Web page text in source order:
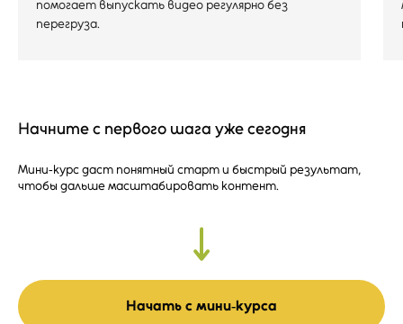
помогает выпускать видео регулярно без
перегруза.
Начните с первого шага уже сегодня
Мини‑курс даст понятный старт и быстрый результат,
чтобы дальше масштабировать контент.
Начать с мини‑курса